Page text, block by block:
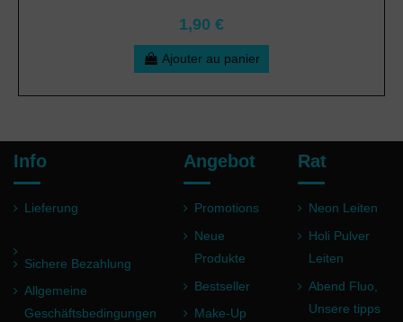
1,90 €
Ajouter au panier
Info
Lieferung
Sichere Bezahlung
Allgemeine
Geschäftsbedingungen
Angebot
Promotions
Neue
Produkte
Bestseller
Make-Up
Rat
Neon Leiten
Holi Pulver
Leiten
Abend Fluo,
Unsere tipps